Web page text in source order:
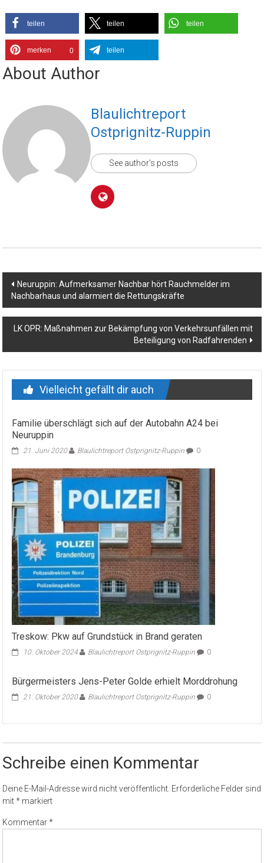
teilen teilen teilen
merken 0 teilen
About Author
Blaulichtreport
Ostprignitz-Ruppin
See author's posts
Beitragsnavigation
Neuruppin: Aufmerksamer Nachbar hört Rauchmelder im
Nachbarhaus und alarmiert die Rettungskräfte
LK OPR: Maßnahmen zur Bekämpfung von Verkehrsunfällen mit
Beteiligung von Radfahrenden
Vielleicht gefällt dir auch
Familie überschlägt sich auf der Autobahn A24 bei
Neuruppin
21. Juni 2020 Blaulichtreport Ostprignitz-Ruppin 0
Treskow: Pkw auf Grundstück in Brand geraten
10. Oktober 2024 Blaulichtreport Ostprignitz-Ruppin 0
Bürgermeisters Jens-Peter Golde erhielt Morddrohung
21. Oktober 2020 Blaulichtreport Ostprignitz-Ruppin 0
Schreibe einen Kommentar
Deine E-Mail-Adresse wird nicht veröffentlicht. Erforderliche Felder sind
mit* markiert
Kommentar*